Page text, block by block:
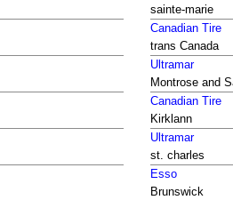
sainte-marie
Canadian Tire
trans Canada
Ultramar
Montrose and
Canadian Tire
Kirklann
Ultramar
st. charles
Esso
Brunswick